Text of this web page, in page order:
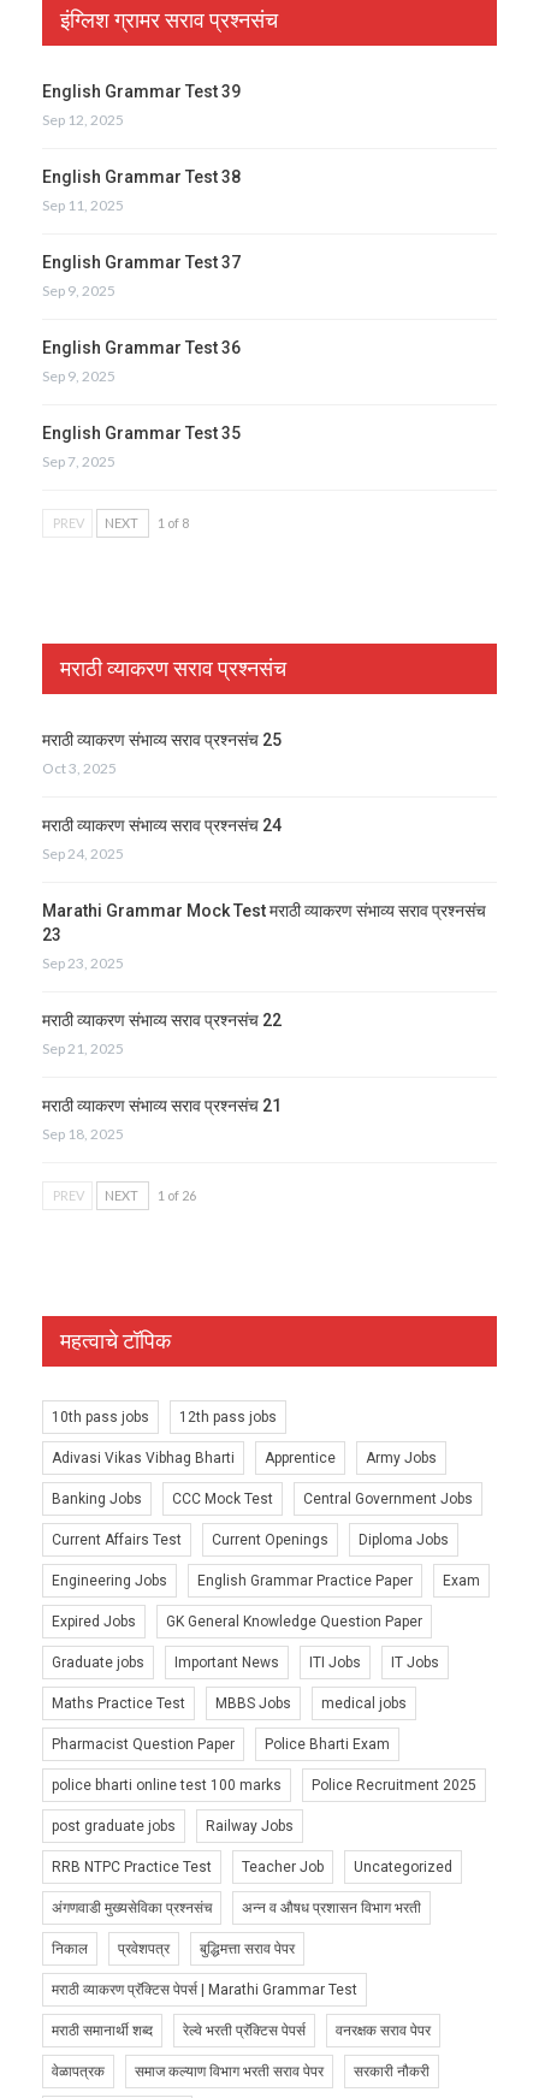
इंग्लिश ग्रामर सराव प्रश्नसंच
English Grammar Test 39
Sep 12, 2025
English Grammar Test 38
Sep 11, 2025
English Grammar Test 37
Sep 9, 2025
English Grammar Test 36
Sep 9, 2025
English Grammar Test 35
Sep 7, 2025
PREV NEXT 1 of 8
मराठी व्याकरण सराव प्रश्नसंच
मराठी व्याकरण संभाव्य सराव प्रश्नसंच 25
Oct 3, 2025
मराठी व्याकरण संभाव्य सराव प्रश्नसंच 24
Sep 24, 2025
Marathi Grammar Mock Test मराठी व्याकरण संभाव्य सराव प्रश्नसंच
23
Sep 23, 2025
मराठी व्याकरण संभाव्य सराव प्रश्नसंच 22
Sep 21, 2025
मराठी व्याकरण संभाव्य सराव प्रश्नसंच 21
Sep 18, 2025
PREV NEXT 1 of 26
महत्वाचे टॉपिक
10th pass jobs 12th pass jobs
Adivasi Vikas Vibhag Bharti Apprentice Army Jobs
Banking Jobs CCC Mock Test Central Government Jobs
Current Affairs Test Current Openings Diploma Jobs
Engineering Jobs English Grammar Practice Paper Exam
Expired Jobs GK General Knowledge Question Paper
Graduate jobs Important News ITI Jobs IT Jobs
Maths Practice Test MBBS Jobs medical jobs
Pharmacist Question Paper Police Bharti Exam
police bharti online test 100 marks Police Recruitment 2025
post graduate jobs Railway Jobs
RRB NTPC Practice Test Teacher Job Uncategorized
अंगणवाडी मुख्यसेविका प्रश्नसंच अन्न व औषध प्रशासन विभाग भरती
निकाल प्रवेशपत्र बुद्धिमत्ता सराव पेपर
मराठी व्याकरण प्रॅक्टिस पेपर्स | Marathi Grammar Test
मराठी समानार्थी शब्द रेल्वे भरती प्रॅक्टिस पेपर्स वनरक्षक सराव पेपर
वेळापत्रक समाज कल्याण विभाग भरती सराव पेपर सरकारी नौकरी